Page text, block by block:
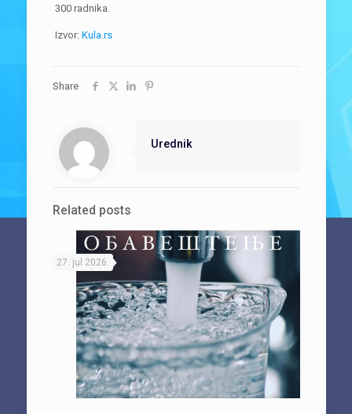
300 radnika.
Izvor: Kula.rs
Share
Urednik
Related posts
27. jul 2026.